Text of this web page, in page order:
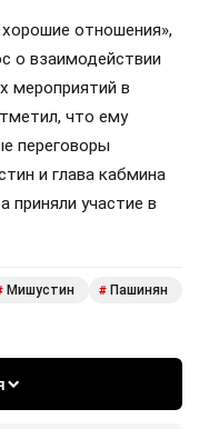
отношения»,
о взаимодействии
мероприятий в
что ему
переговоры
и глава кабмина
участие в
Мишустин # Пашинян